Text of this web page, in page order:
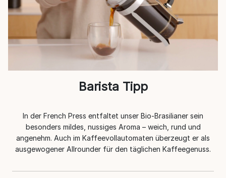
Barista Tipp
In der French Press entfaltet unser Bio-Brasilianer sein
besonders mildes, nussiges Aroma – weich, rund und
angenehm. Auch im Kaffeevollautomaten überzeugt er als
ausgewogener Allrounder für den täglichen Kaffeegenuss.